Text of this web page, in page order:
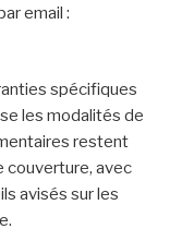
email :
spécifiques
les modalités de
restent
couverture, avec
avisés sur les